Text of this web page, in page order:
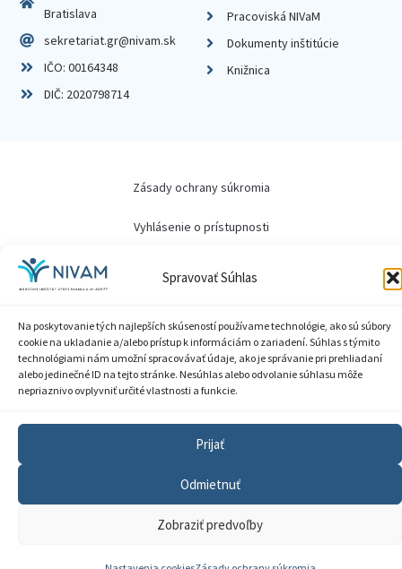
Spravovať Súhlas
Na poskytovanie tých najlepších skúseností používame technológie, ako sú súbory
cookie na ukladanie a/alebo prístup k informáciám o zariadení. Súhlas s týmito
technológiami nám umožní spracovávať údaje, ako je správanie pri prehliadaní
alebo jedinečné ID na tejto stránke. Nesúhlas alebo odvolanie súhlasu môže
nepriaznivo ovplyvniť určité vlastnosti a funkcie.
Prijať
Odmietnuť
Zobraziť predvoľby
Bratislava
sekretariat.gr@nivam.sk
IČO: 00164348
DIČ: 2020798714
Pracoviská NIVaM
Dokumenty inštitúcie
Knižnica
© 2026 Národný inštitút vzdelávania a mládeže
Zásady ochrany súkromia
Vyhlásenie o prístupnosti
GDPR